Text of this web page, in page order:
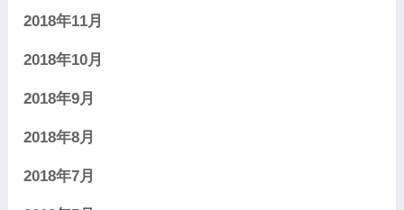
2018年11月
2018年10月
2018年9月
2018年8月
2018年7月